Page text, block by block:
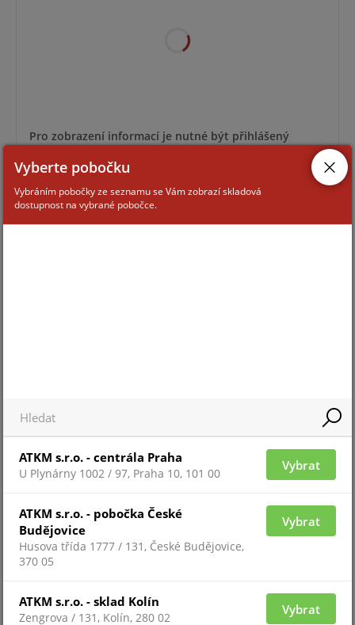
Pro zobrazení informací je nutné být přihlášený
OEU-202S-HMK2
OEU-202S-HMK4
Vyberte pobočku
Vybráním pobočky ze seznamu se Vám zobrazí skladová
dostupnost na vybrané pobočce.
ATKM s.r.o. - centrála Praha
U Plynárny 1002 / 97, Praha 10, 101 00
Vybrat
ATKM s.r.o. - pobočka České
Budějovice
Husova třída 1777 / 131, České Budějovice,
370 05
Vybrat
ATKM s.r.o. - sklad Kolín
Zengrova / 131, Kolín, 280 02
Vybrat